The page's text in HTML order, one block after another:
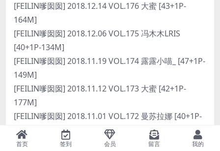
[FEILIN嗲囡囡] 2018.12.14 VOL.176 大蜜 [43+1P-
164M]
[FEILIN嗲囡囡] 2018.12.06 VOL.175 冯木木LRIS
[40+1P-134M]
[FEILIN嗲囡囡] 2018.11.19 VOL.174 露露小喵_ [47+1P-
149M]
[FEILIN嗲囡囡] 2018.11.12 VOL.173 大蜜 [42+1P-
177M]
[FEILIN嗲囡囡] 2018.11.01 VOL.172 曼苏拉娜 [40+1P-
116M]
[FEILIN嗲囡囡] 2018.10.25 VOL.171 SOLO-尹菲
首页 签到 会员 留言 我的